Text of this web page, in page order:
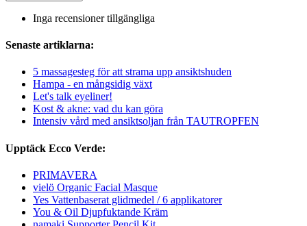
Inga recensioner tillgängliga
Senaste artiklarna:
5 massagesteg för att strama upp ansiktshuden
Hampa - en mångsidig växt
Let's talk eyeliner!
Kost & akne: vad du kan göra
Intensiv vård med ansiktsoljan från TAUTROPFEN
Upptäck Ecco Verde:
PRIMAVERA
vielö Organic Facial Masque
Yes Vattenbaserat glidmedel / 6 applikatorer
You & Oil Djupfuktande Kräm